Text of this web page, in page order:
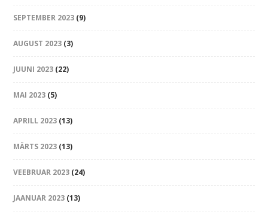
SEPTEMBER 2023 (9)
AUGUST 2023 (3)
JUUNI 2023 (22)
MAI 2023 (5)
APRILL 2023 (13)
MÄRTS 2023 (13)
VEEBRUAR 2023 (24)
JAANUAR 2023 (13)